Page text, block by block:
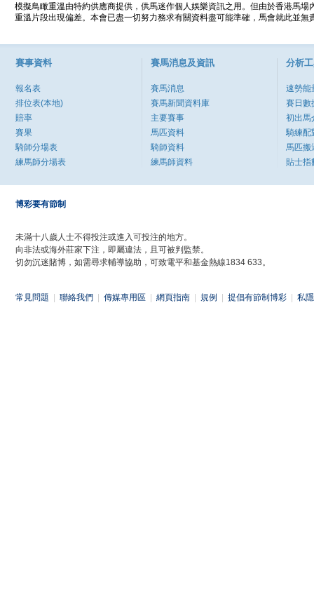
模擬鳥瞰重溫由特約供應商提供，供馬迷作個人娛樂資訊之用。但由於香港馬
重溫片段出現偏差。本會已盡一切努力務求有關資料盡可能準確，馬會就此並
賽事資料
報名表
排位表(本地)
賠率
賽果
騎師分場表
練馬師分場表
賽馬消息及資訊
賽馬消息
賽馬新聞資料庫
主要賽事
馬匹資料
騎師資料
練馬師資料
分析
速勢能
賽日數
初出馬
騎練配
馬匹搬
貼士指
博彩要有節制
未滿十八歲人士不得投注或進入可投注的地方。
向非法或海外莊家下注，即屬違法，且可被判監禁。
切勿沉迷賭博，如需尋求輔導協助，可致電平和基金熱線1834 633。
常見問題 聯絡我們 傳媒專用區 網頁指南 規例 提倡有節制博彩 私